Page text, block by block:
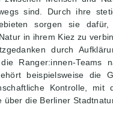
sind. Durch ihre
sorgen sie dafür,
in ihrem Kiez zu
durch
Ranger:innen-Teams
beispielsweise die
Kontrolle, mit
über die Berliner